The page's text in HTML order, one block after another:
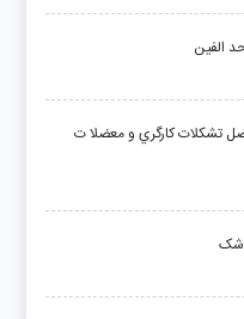
الفين
تشكلات كارگري و معضلا ت